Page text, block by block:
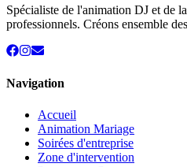
Spécialiste de l'animation DJ et de
professionnels. Créons ensemble
Navigation
Accueil
Animation Mariage
Soirées d'entreprise
Zone d'intervention